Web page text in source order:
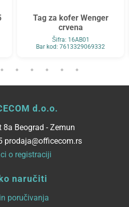
Tag za kofer Wenger
crvena
Šifra: 16AB01
Bar kod: 7613329069332
d.o.o.
8a Beograd - Zemun
prodaja@officecom.rs
o registraciji
naručiti
poručivanja